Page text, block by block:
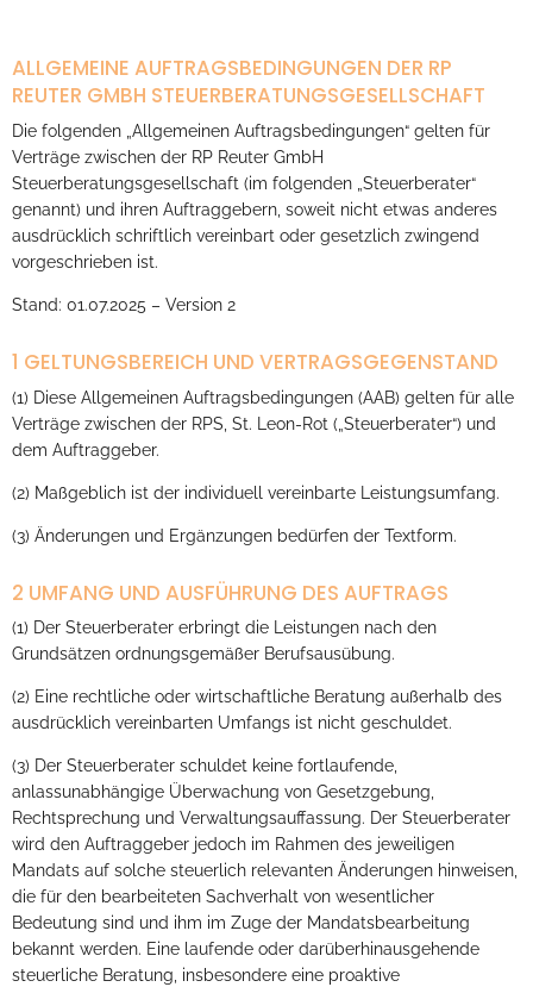
ALLGEMEINE AUFTRAGSBEDINGUNGEN DER RP
REUTER GMBH STEUERBERATUNGSGESELLSCHAFT
Die folgenden „Allgemeinen Auftragsbedingungen“ gelten für
Verträge zwischen der RP Reuter GmbH
Steuerberatungsgesellschaft (im folgenden „Steuerberater“
genannt) und ihren Auftraggebern, soweit nicht etwas anderes
ausdrücklich schriftlich vereinbart oder gesetzlich zwingend
vorgeschrieben ist.
Stand: 01.07.2025 – Version 2
1 GELTUNGSBEREICH UND VERTRAGSGEGENSTAND
(1) Diese Allgemeinen Auftragsbedingungen (AAB) gelten für alle
Verträge zwischen der RPS, St. Leon-Rot („Steuerberater“) und
dem Auftraggeber.
(2) Maßgeblich ist der individuell vereinbarte Leistungsumfang.
(3) Änderungen und Ergänzungen bedürfen der Textform.
2 UMFANG UND AUSFÜHRUNG DES AUFTRAGS
(1) Der Steuerberater erbringt die Leistungen nach den
Grundsätzen ordnungsgemäßer Berufsausübung.
(2) Eine rechtliche oder wirtschaftliche Beratung außerhalb des
ausdrücklich vereinbarten Umfangs ist nicht geschuldet.
(3) Der Steuerberater schuldet keine fortlaufende,
anlassunabhängige Überwachung von Gesetzgebung,
Rechtsprechung und Verwaltungsauffassung. Der Steuerberater
wird den Auftraggeber jedoch im Rahmen des jeweiligen
Mandats auf solche steuerlich relevanten Änderungen hinweisen,
die für den bearbeiteten Sachverhalt von wesentlicher
Bedeutung sind und ihm im Zuge der Mandatsbearbeitung
bekannt werden. Eine laufende oder darüberhinausgehende
steuerliche Beratung, insbesondere eine proaktive